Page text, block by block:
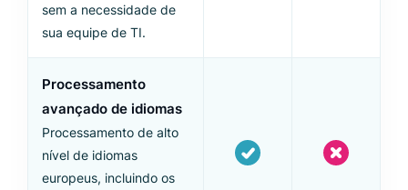
sem a necessidade de
sua equipe de TI.
Processamento
avançado de idiomas
Processamento de alto
nível de idiomas
europeus, incluindo os